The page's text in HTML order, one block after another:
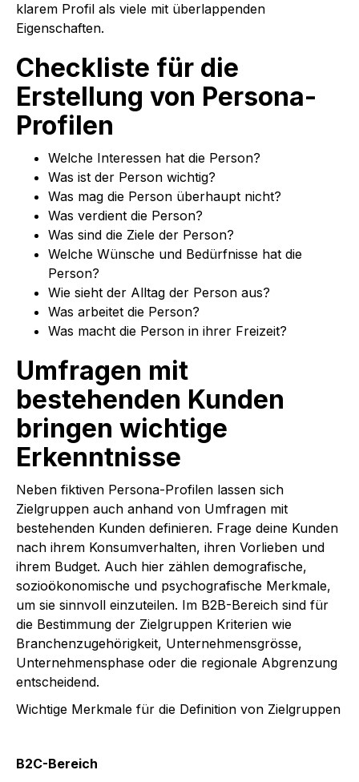
klarem Profil als viele mit überlappenden
Eigenschaften.
Checkliste für die
Erstellung von Persona-
Profilen
Welche Interessen hat die Person?
Was ist der Person wichtig?
Was mag die Person überhaupt nicht?
Was verdient die Person?
Was sind die Ziele der Person?
Welche Wünsche und Bedürfnisse hat die
Person?
Wie sieht der Alltag der Person aus?
Was arbeitet die Person?
Was macht die Person in ihrer Freizeit?
Umfragen mit
bestehenden Kunden
bringen wichtige
Erkenntnisse
Neben fiktiven Persona-Profilen lassen sich
Zielgruppen auch anhand von Umfragen mit
bestehenden Kunden definieren. Frage deine Kunden
nach ihrem Konsumverhalten, ihren Vorlieben und
ihrem Budget. Auch hier zählen demografische,
sozioökonomische und psychografische Merkmale,
um sie sinnvoll einzuteilen. Im B2B-Bereich sind für
die Bestimmung der Zielgruppen Kriterien wie
Branchenzugehörigkeit, Unternehmensgrösse,
Unternehmensphase oder die regionale Abgrenzung
entscheidend.
Wichtige Merkmale für die Definition von Zielgruppen
B2C-Bereich